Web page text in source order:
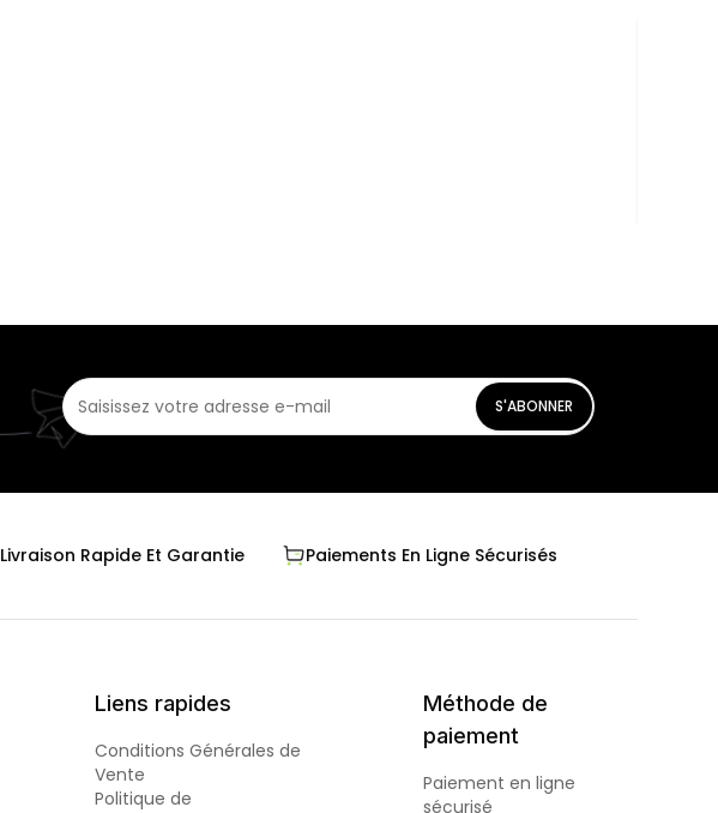
S'ABONNER
Livraison Rapide Et Garantie Paiements En Ligne Sécurisés
Liens rapides
Conditions Générales de
Vente
Politique de
Méthode de
paiement
Paiement en ligne
sécurisé